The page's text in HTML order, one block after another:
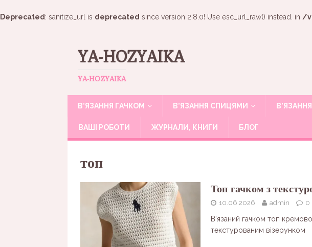
Deprecated : sanitize_url is deprecated since version 2.8.0! Use esc_url_raw() instead. in /
YA-HOZYAIKA
YA-HOZYAIKA
В’ЯЗАННЯ ГАЧКОМ В’ЯЗАННЯ СПИЦЯМИ
ВАШІ РОБОТИ ЖУРНАЛИ, КНИГИ БЛОГ
топ
Топ гачком з
10.06.2026 admin 0
В’язаний гачком топ
текстурованим візерунком